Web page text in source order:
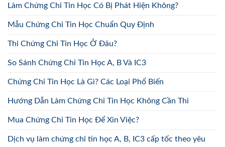
Làm Chứng Chỉ Tin Học Có Bị Phát Hiện Không?
Mẫu Chứng Chỉ Tin Học Chuẩn Quy Định
Thi Chứng Chỉ Tin Học Ở Đâu?
So Sánh Chứng Chỉ Tin Học A, B Và IC3
Chứng Chỉ Tin Học Là Gì? Các Loại Phổ Biến
Hướng Dẫn Làm Chứng Chỉ Tin Học Không Cần Thi
Mua Chứng Chỉ Tin Học Để Xin Việc?
Dịch vụ làm chứng chỉ tin học A, B, IC3 cấp tốc theo yêu